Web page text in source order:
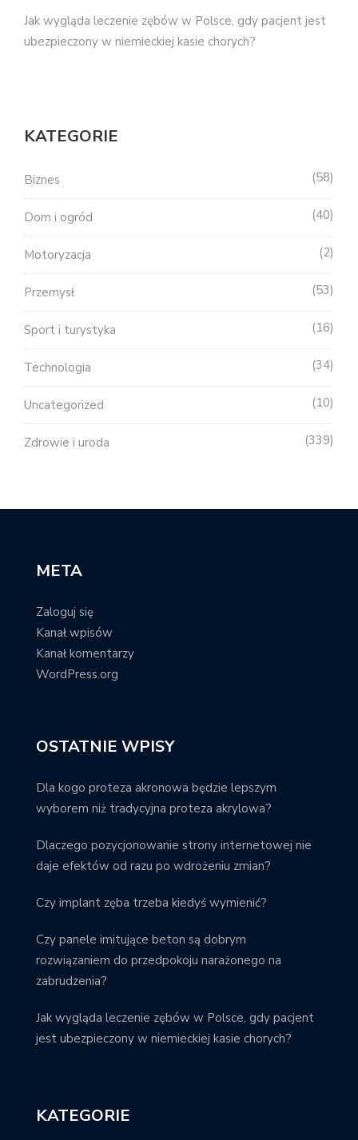
Jak wygląda leczenie zębów w Polsce, gdy pacjent jest
ubezpieczony w niemieckiej kasie chorych?
KATEGORIE
Biznes 58
Dom i ogród 40
Motoryzacja 2
Przemysł 53
Sport i turystyka 16
Technologia 34
Uncategorized 10
Zdrowie i uroda 339
META
Zaloguj się
Kanał wpisów
Kanał komentarzy
WordPress.org
OSTATNIE WPISY
Dla kogo proteza akronowa będzie lepszym
wyborem niż tradycyjna proteza akrylowa?
Dlaczego pozycjonowanie strony internetowej nie
daje efektów od razu po wdrożeniu zmian?
Czy implant zęba trzeba kiedyś wymienić?
Czy panele imitujące beton są dobrym
rozwiązaniem do przedpokoju narażonego na
zabrudzenia?
Jak wygląda leczenie zębów w Polsce, gdy pacjent
jest ubezpieczony w niemieckiej kasie chorych?
KATEGORIE